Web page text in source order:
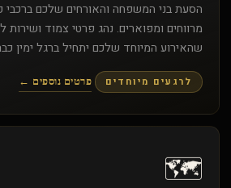
הסעת בני המשפחה והאורחים שלכם ברכבי
מרווחים ומפוארים. נהג פרטי צמוד
שהאירוע המיוחד שלכם יתחיל ברגל ימין
לרגעים מיוחדים פרטים נוספים ←
🗺️